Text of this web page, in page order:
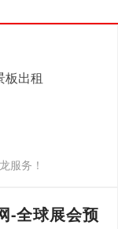
板出租
服务！
-全球展会预